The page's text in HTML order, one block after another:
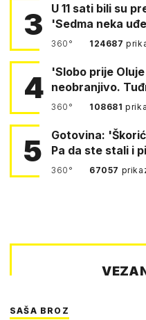
3
U 11 sati bili su pred Kninom. Gotovina:
'Sedma neka
360° 124687
4
'Slobo prije
neobranjivo.
360° 108681
5
Gotovina:
Pa da ste stali i
360° 67057
SAŠA BROZ